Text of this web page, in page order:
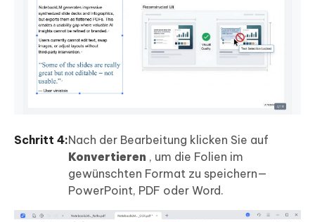
Schritt 4:Nach der Bearbeitung klicken Sie auf
Konvertieren , um die Folien im
gewünschten Format zu speichern—
PowerPoint, PDF oder Word.